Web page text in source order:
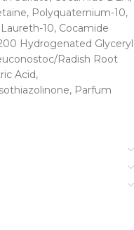
Polyquaternium-10,
10, Cocamide
Hydrogenated Glyceryl
Radish Root
Acid,
Parfum